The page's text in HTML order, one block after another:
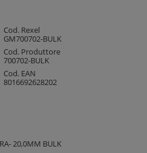
Cod. Rexel
GM700702-BULK
Cod. Produttore
700702-BULK
Cod. EAN
8016692628202
20,0MM BULK